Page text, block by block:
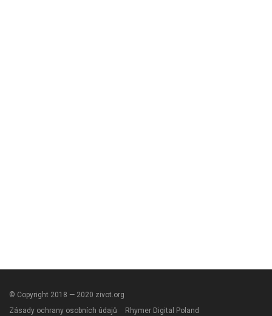
© Copyright 2018 — 2020 zivot.org
Zásady ochrany osobních údajů
Rhymer Digital Poland